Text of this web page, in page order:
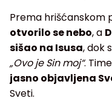
Prema hrišćanskom
otvorilo se nebo, a
sišao na Isusa, dok
„Ovo je Sin moj“.
jasno objavljena
Sveti.